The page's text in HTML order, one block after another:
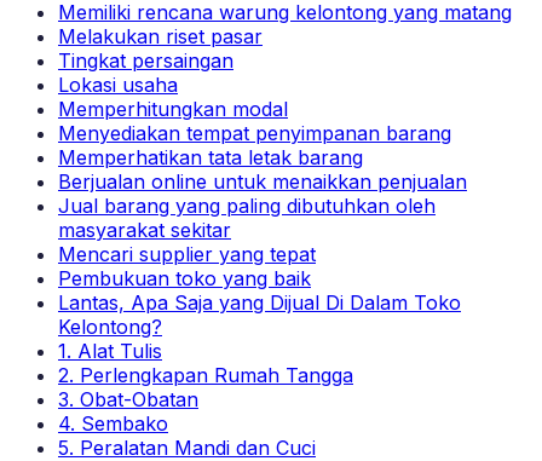
Memiliki rencana warung kelontong yang matang
Melakukan riset pasar
Tingkat persaingan
Lokasi usaha
Memperhitungkan modal
Menyediakan tempat penyimpanan barang
Memperhatikan tata letak barang
Berjualan online untuk menaikkan penjualan
Jual barang yang paling dibutuhkan oleh
masyarakat sekitar
Mencari supplier yang tepat
Pembukuan toko yang baik
Lantas, Apa Saja yang Dijual Di Dalam Toko
Kelontong?
1. Alat Tulis
2. Perlengkapan Rumah Tangga
3. Obat-Obatan
4. Sembako
5. Peralatan Mandi dan Cuci